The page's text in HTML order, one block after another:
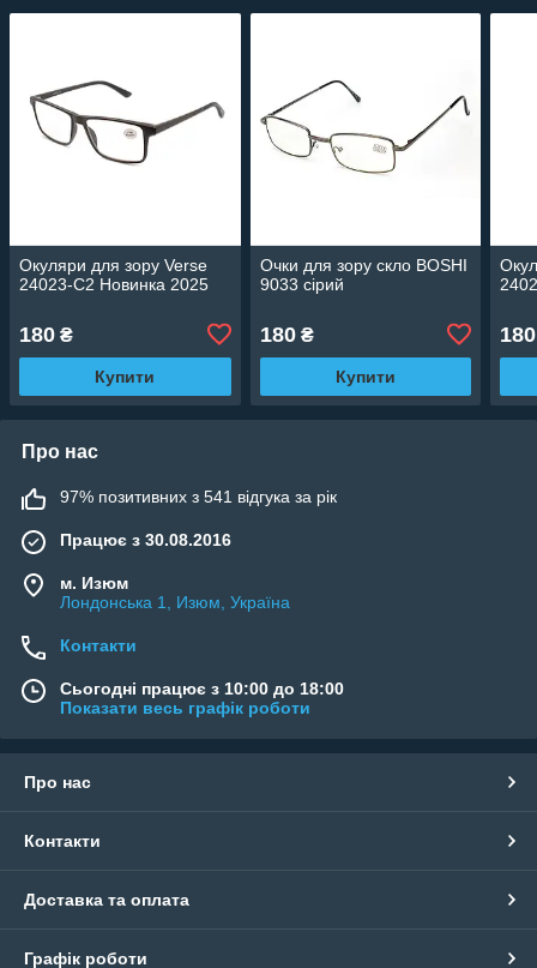
Окуляри для зору Verse
24023-C2 Новинка 2025
180 ₴
Купити
Очки для зору скло BOSHI
9033 сірий
180₴
Купити
180
Про нас
97% позитивних з 541 відгука за рік
Працює з 30.08.2016
м. Изюм
Лондонська 1, Изюм, Україна
Контакти
Сьогодні працює з 10:00 до 18:00
Показати весь графік роботи
Про нас
Контакти
Доставка та оплата
Графік роботи